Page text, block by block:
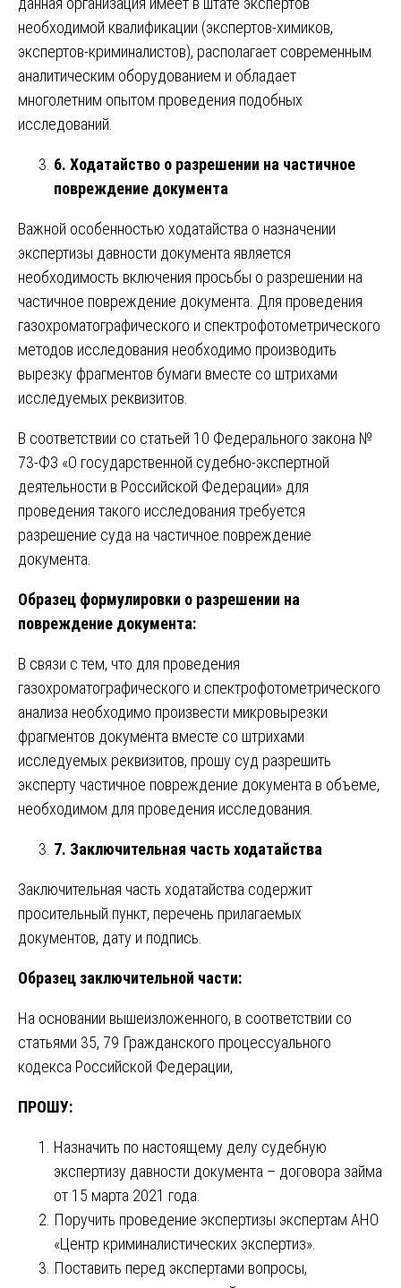
необходимой квалификации (экспертов-химиков,
экспертов-криминалистов), располагает современным
аналитическим оборудованием и обладает
многолетним опытом проведения подобных
исследований.
6. Ходатайство о разрешении на частичное
повреждение документа
Важной особенностью ходатайства о назначении
экспертизы давности документа является
необходимость включения просьбы о разрешении на
частичное повреждение документа. Для проведения
газохроматографического и спектрофотометрического
методов исследования необходимо производить
вырезку фрагментов бумаги вместе со штрихами
исследуемых реквизитов.
В соответствии со статьей 10 Федерального закона №
73-ФЗ «О государственной судебно-экспертной
деятельности в Российской Федерации» для
проведения такого исследования требуется
разрешение суда на частичное повреждение
документа.
Образец формулировки о разрешении на
повреждение документа:
В связи с тем, что для проведения
газохроматографического и спектрофотометрического
анализа необходимо произвести микровырезки
фрагментов документа вместе со штрихами
исследуемых реквизитов, прошу суд разрешить
эксперту частичное повреждение документа в объеме,
необходимом для проведения исследования.
7. Заключительная часть ходатайства
Заключительная часть ходатайства содержит
просительный пункт, перечень прилагаемых
документов, дату и подпись.
Образец заключительной части:
На основании вышеизложенного, в соответствии со
статьями 35, 79 Гражданского процессуального
кодекса Российской Федерации,
ПРОШУ:
Назначить по настоящему делу судебную
экспертизу давности документа – договора займа
от 15 марта 2021 года.
Поручить проведение экспертизы экспертам АНО
«Центр криминалистических экспертиз».
Поставить перед экспертами вопросы,